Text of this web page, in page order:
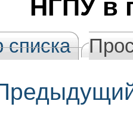
НГПУ в
списка